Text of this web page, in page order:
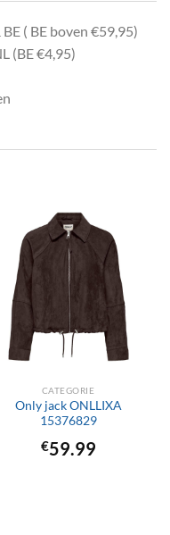
( BE boven €59,95)
(BE €4,95)
CATEGORIE
Only jack ONLLIXA
15376829
€59.99